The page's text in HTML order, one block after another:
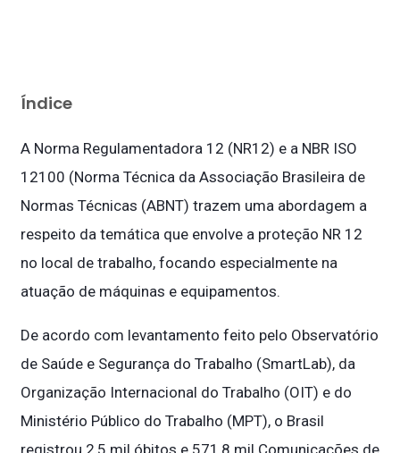
Índice
A Norma Regulamentadora 12 (NR12) e a NBR ISO
12100 (Norma Técnica da Associação Brasileira de
Normas Técnicas (ABNT) trazem uma abordagem a
respeito da temática que envolve a proteção NR 12
no local de trabalho, focando especialmente na
atuação de máquinas e equipamentos.
De acordo com levantamento feito pelo Observatório
de Saúde e Segurança do Trabalho (SmartLab), da
Organização Internacional do Trabalho (OIT) e do
Ministério Público do Trabalho (MPT), o Brasil